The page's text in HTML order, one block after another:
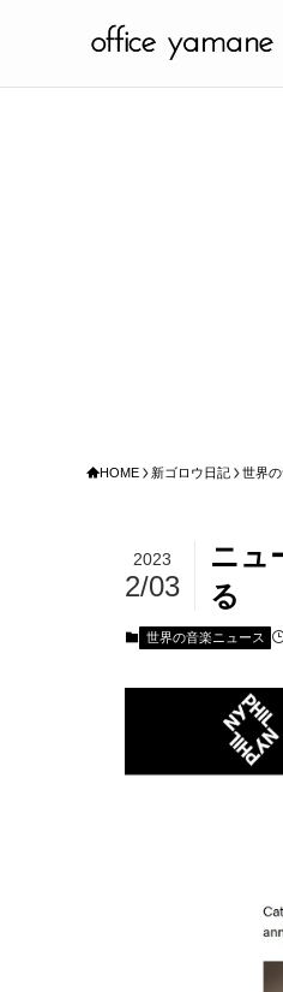
HOME 新ゴロウ日記 世界
ニュ
る
2023
2/03
世界の音楽ニュース